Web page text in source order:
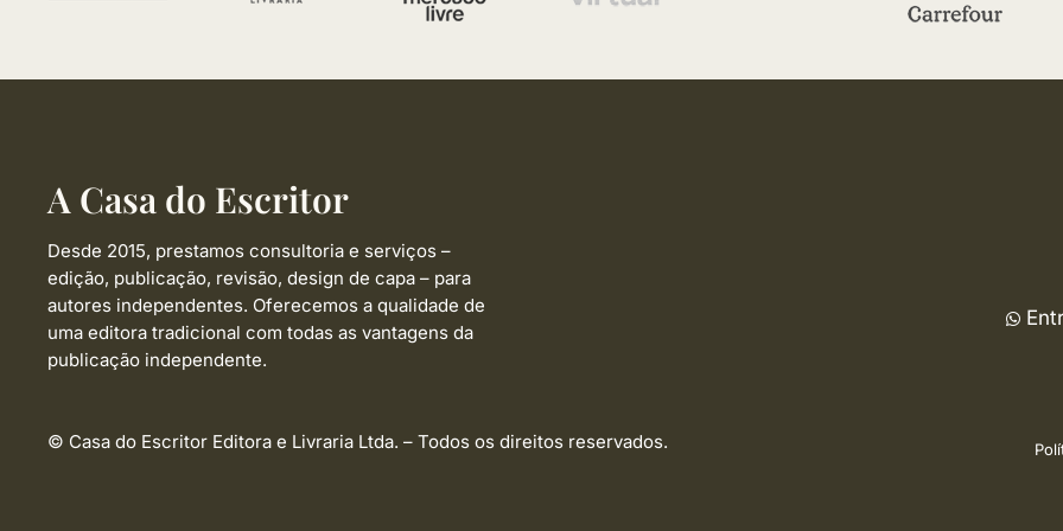
A Casa do Escritor
Desde 2015, prestamos consultoria e serviços –
edição, publicação, revisão, design de capa – para
autores independentes. Oferecemos a qualidade de
uma editora tradicional com todas as vantagens da
publicação independente.
© Casa do Escritor Editora e Livraria Ltda. – Todos os direitos reservados.